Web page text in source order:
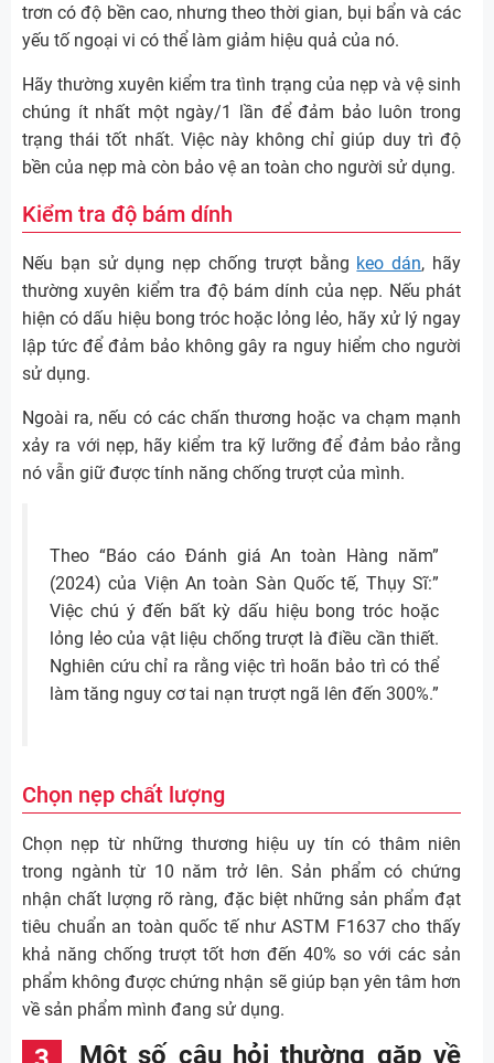
trơn có độ bền cao, nhưng theo thời gian, bụi bẩn và các
yếu tố ngoại vi có thể làm giảm hiệu quả của nó.
Hãy thường xuyên kiểm tra tình trạng của nẹp và vệ sinh
chúng ít nhất một ngày/1 lần để đảm bảo luôn trong
trạng thái tốt nhất. Việc này không chỉ giúp duy trì độ
bền của nẹp mà còn bảo vệ an toàn cho người sử dụng.
Kiểm tra độ bám dính
Nếu bạn sử dụng nẹp chống trượt bằng keo dán, hãy
thường xuyên kiểm tra độ bám dính của nẹp. Nếu phát
hiện có dấu hiệu bong tróc hoặc lỏng lẻo, hãy xử lý ngay
lập tức để đảm bảo không gây ra nguy hiểm cho người
sử dụng.
Ngoài ra, nếu có các chấn thương hoặc va chạm mạnh
xảy ra với nẹp, hãy kiểm tra kỹ lưỡng để đảm bảo rằng
nó vẫn giữ được tính năng chống trượt của mình.
Theo “Báo cáo Đánh giá An toàn Hàng năm”
(2024) của Viện An toàn Sàn Quốc tế, Thụy Sĩ:”
Việc chú ý đến bất kỳ dấu hiệu bong tróc hoặc
lỏng lẻo của vật liệu chống trượt là điều cần thiết.
Nghiên cứu chỉ ra rằng việc trì hoãn bảo trì có thể
làm tăng nguy cơ tai nạn trượt ngã lên đến 300%.”
Chọn nẹp chất lượng
Chọn nẹp từ những thương hiệu uy tín có thâm niên
trong ngành từ 10 năm trở lên. Sản phẩm có chứng
nhận chất lượng rõ ràng, đặc biệt những sản phẩm đạt
tiêu chuẩn an toàn quốc tế như ASTM F1637 cho thấy
khả năng chống trượt tốt hơn đến 40% so với các sản
phẩm không được chứng nhận sẽ giúp bạn yên tâm hơn
về sản phẩm mình đang sử dụng.
Một số câu hỏi thường gặp về